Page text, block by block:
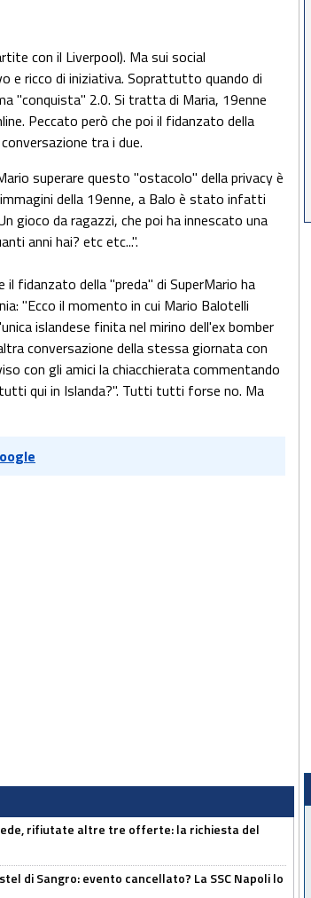
con il Liverpool). Ma sui social
e ricco di iniziativa. Soprattutto quando di
"conquista" 2.0. Si tratta di Maria, 19enne
Peccato però che poi il fidanzato della
tra i due.
superare questo "ostacolo" della privacy è
della 19enne, a Balo è stato infatti
gioco da ragazzi, che poi ha innescato una
anni hai? etc etc...".
fidanzato della "preda" di SuperMario ha
"Ecco il momento in cui Mario Balotelli
islandese finita nel mirino dell'ex bomber
conversazione della stessa giornata con
con gli amici la chiacchierata commentando
qui in Islanda?". Tutti tutti forse no. Ma
rifiutate altre tre offerte: la richiesta del
di Sangro: evento cancellato? La SSC Napoli lo